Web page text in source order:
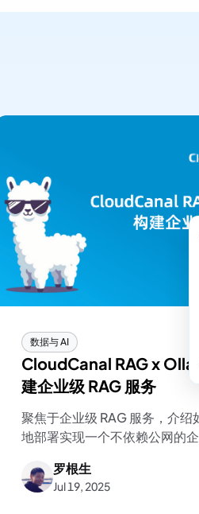
数据与 AI
CloudCanal RAG x
建企业级 RAG 服务
聚焦于企业级 RAG 服务，介绍
地部署实现一个不依赖公网的
罗根生
Jul 19, 2025